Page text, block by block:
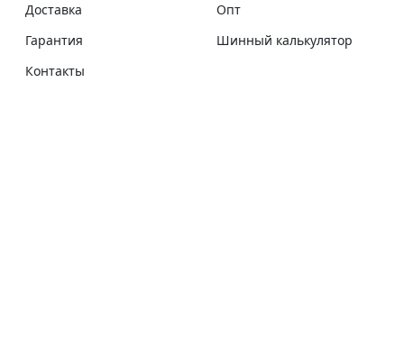
Доставка
Опт
Гарантия
Шинный калькулятор
Контакты